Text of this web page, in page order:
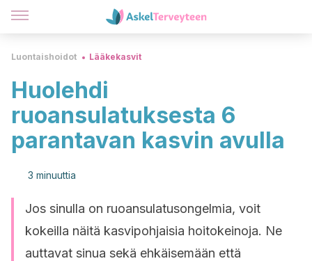
Luontaishoidot Lääkekasvit
Huolehdi
ruoansulatuksesta 6
parantavan kasvin avulla
3 minuuttia
Jos sinulla on ruoansulatusongelmia, voit
kokeilla näitä kasvipohjaisia hoitokeinoja. Ne
auttavat sinua sekä ehkäisemään että